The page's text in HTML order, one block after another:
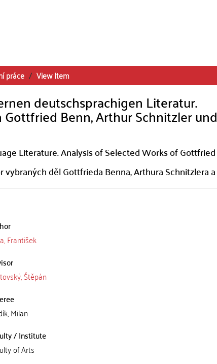
práce View Item
deutschsprachigen Literatur.
Benn, Arthur Schnitzler und
Literature. Analysis of Selected Works of Gottfried
děl Gottfrieda Benna, Arthura Schnitzlera a
František
Štěpán
Milan
/ Institute
of Arts